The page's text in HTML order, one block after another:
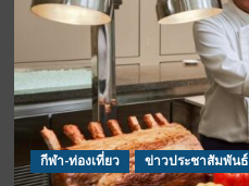
กีฬา-ท่องเที่ยว ข่าวประชาสัมพันธ์